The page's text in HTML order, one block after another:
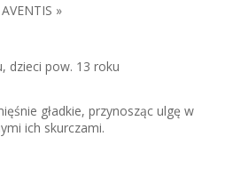
»
dzieci pow. 13 roku
gładkie, przynosząc ulgę w
ich skurczami.